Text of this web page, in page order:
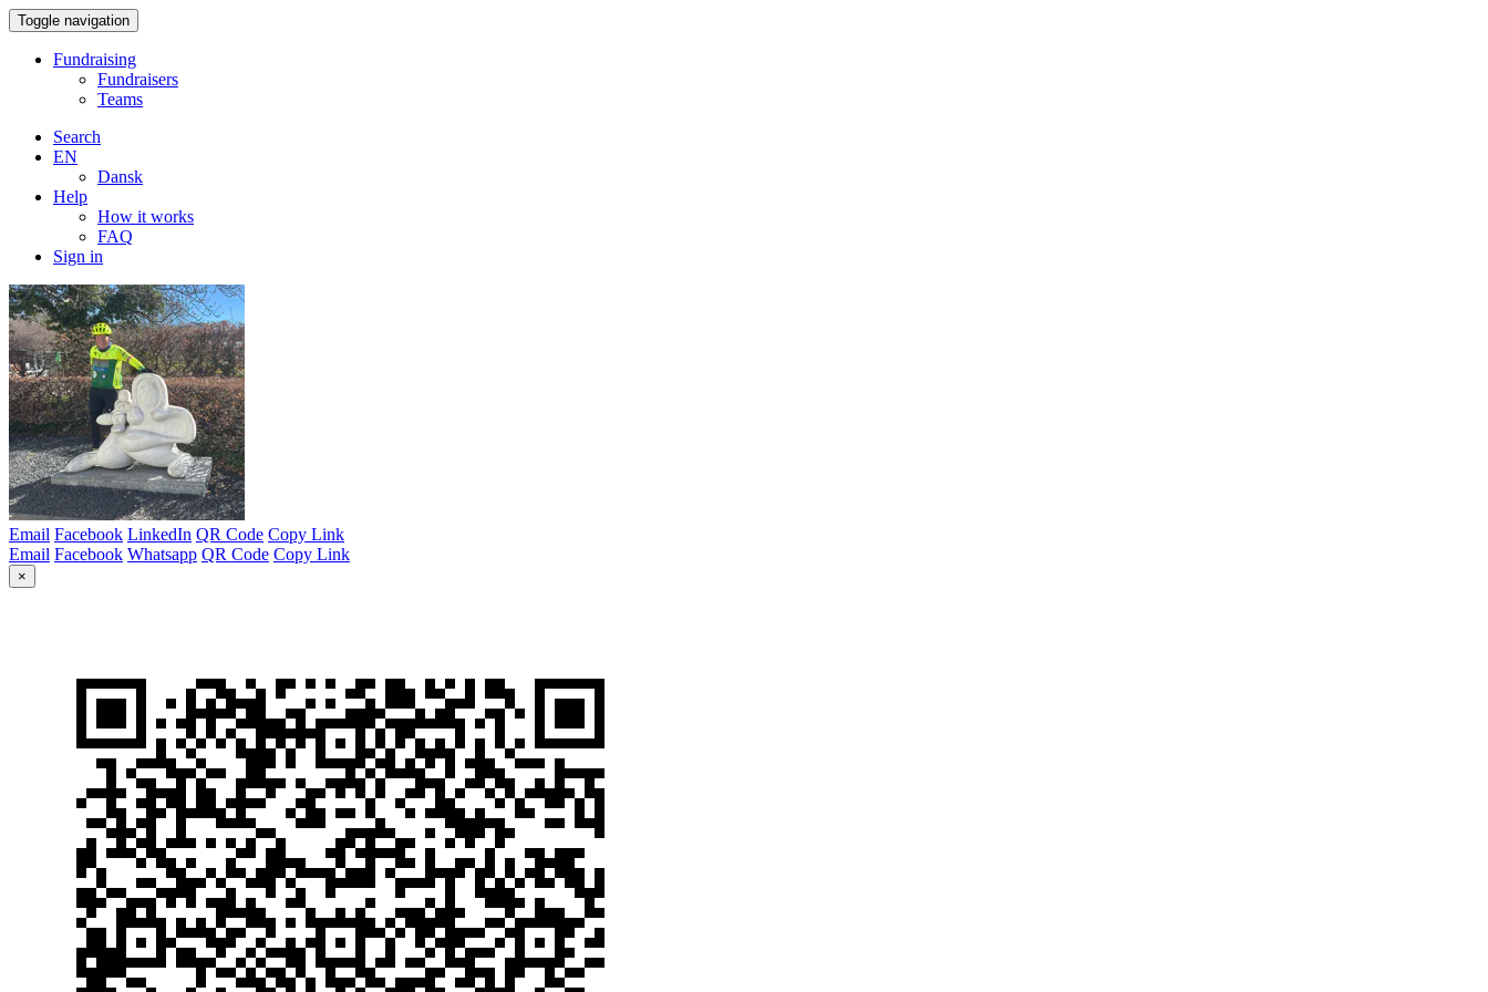
Toggle navigation
Fundraising
Fundraisers
Teams
Search
EN
Dansk
Help
How it works
FAQ
Sign in
Email Facebook LinkedIn QR Code Copy Link
Email Facebook Whatsapp QR Code Copy Link
×